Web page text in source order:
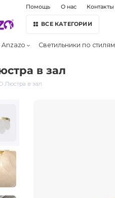
Помощь О нас Контакты
ВСЕ КАТЕГОРИИ
Светильники по стилям
в зал
Люстра в зал